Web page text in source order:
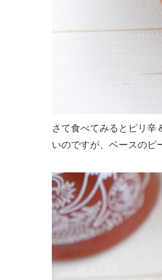
さて食べてみるとピリ辛
いのですが、ベースのピ